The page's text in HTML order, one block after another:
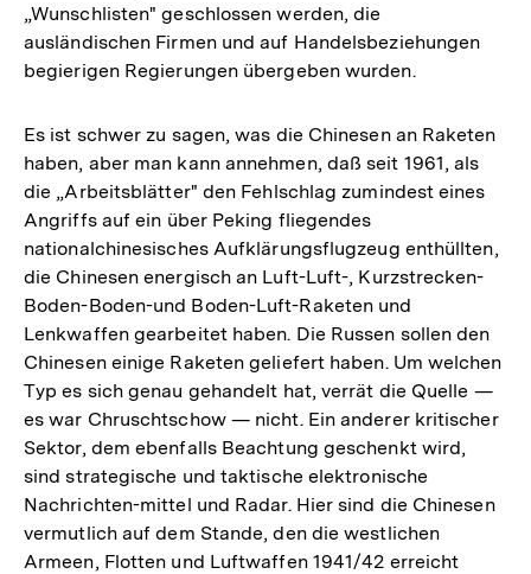
„Wunschlisten" geschlossen werden, die
ausländischen Firmen und auf Handelsbeziehungen
begierigen Regierungen übergeben wurden.
Es ist schwer zu sagen, was die Chinesen an Raketen
haben, aber man kann annehmen, daß seit 1961, als
die „Arbeitsblätter" den Fehlschlag zumindest eines
Angriffs auf ein über Peking fliegendes
nationalchinesisches Aufklärungsflugzeug enthüllten,
die Chinesen energisch an Luft-Luft-, Kurzstrecken-
Boden-Boden-und Boden-Luft-Raketen und
Lenkwaffen gearbeitet haben. Die Russen sollen den
Chinesen einige Raketen geliefert haben. Um welchen
Typ es sich genau gehandelt hat, verrät die Quelle —
es war Chruschtschow — nicht. Ein anderer kritischer
Sektor, dem ebenfalls Beachtung geschenkt wird,
sind strategische und taktische elektronische
Nachrichten-mittel und Radar. Hier sind die Chinesen
vermutlich auf dem Stande, den die westlichen
Armeen, Flotten und Luftwaffen 1941/42 erreicht